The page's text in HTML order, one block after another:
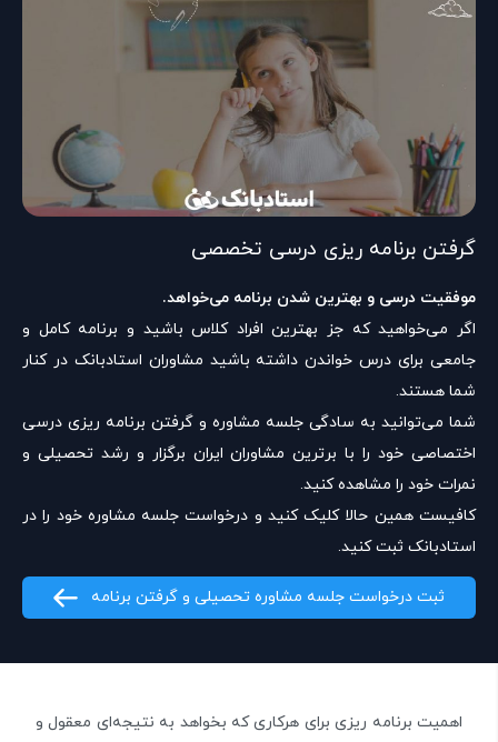
گرفتن برنامه ریزی درسی تخصصی
موفقیت درسی و بهترین شدن برنامه می‌خواهد.
اگر می‌خواهید که جز بهترین افراد کلاس باشید و برنامه کامل و
جامعی برای درس خواندن داشته باشید مشاوران استادبانک در کنار
شما هستند.
شما می‌توانید به سادگی جلسه مشاوره و گرفتن برنامه ریزی درسی
اختصاصی خود را با برترین مشاوران ایران برگزار و رشد تحصیلی و
نمرات خود را مشاهده کنید.
کافیست همین حالا کلیک کنید و درخواست جلسه مشاوره خود را در
استادبانک ثبت کنید.
ثبت درخواست جلسه مشاوره تحصیلی و گرفتن برنامه
اهمیت برنامه ریزی برای هرکاری که بخواهد به نتیجه‌ای معقول و